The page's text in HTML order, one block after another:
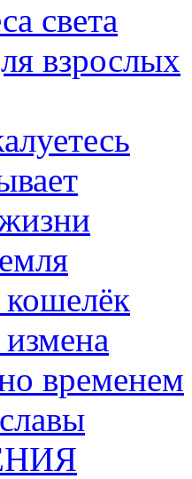
света
взрослых
временем